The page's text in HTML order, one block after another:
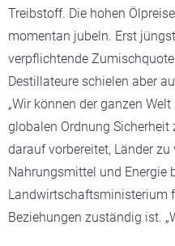
Treibstoff. Die hohen
momentan jubeln. Erst
verpflichtende
Destillateure schielen aber
„Wir können der ganzen
globalen Ordnung
darauf vorbereitet, Länder zu
Nahrungsmittel und Energie
Landwirtschaftsministerium
Beziehungen zuständig ist.